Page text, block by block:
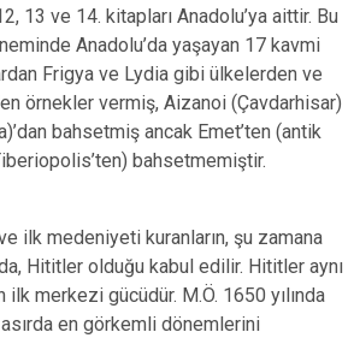
13 ve 14. kitapları Anadolu’ya aittir. Bu
Anadolu’da yaşayan 17 kavmi
Frigya ve Lydia gibi ülkelerden ve
örnekler vermiş, Aizanoi (Çavdarhisar)
bahsetmiş ancak Emet’ten (antik
bahsetmemiştir.
ilk medeniyeti kuranların, şu zamana
Hititler olduğu kabul edilir. Hititler aynı
ilk merkezi gücüdür. M.Ö. 1650 yılında
en görkemli dönemlerini